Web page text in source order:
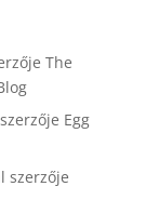
The
szerzője Egg
szerzője